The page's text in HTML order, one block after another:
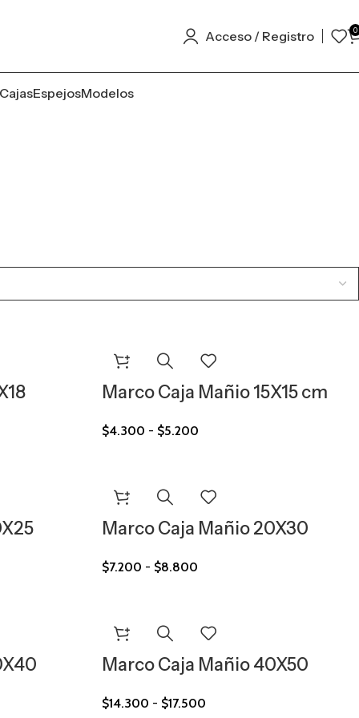
Acceso / Registro 0
EspejosModelos
Marco Caja Mañio 15X15 cm
$4.300 - $5.200
Marco Caja Mañio 20X30
$7.200 - $8.800
Marco Caja Mañio 40X50
$14.300 - $17.500